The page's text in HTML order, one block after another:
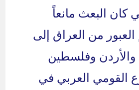
كان البعث مانعاً
من العراق إلى
والأردن وفلسطين
القومي العربي في